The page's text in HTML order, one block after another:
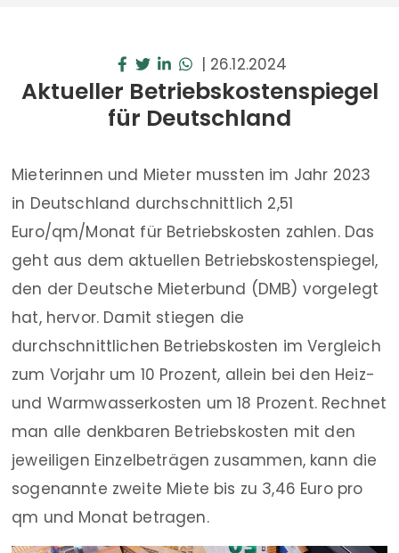
| 26.12.2024
Aktueller Betriebskostenspiegel
für Deutschland
Mieterinnen und Mieter mussten im Jahr 2023
in Deutschland durchschnittlich 2,51
Euro/qm/Monat für Betriebskosten zahlen. Das
geht aus dem aktuellen Betriebskostenspiegel,
den der Deutsche Mieterbund (DMB) vorgelegt
hat, hervor. Damit stiegen die
durchschnittlichen Betriebskosten im Vergleich
zum Vorjahr um 10 Prozent, allein bei den Heiz-
und Warmwasserkosten um 18 Prozent. Rechnet
man alle denkbaren Betriebskosten mit den
jeweiligen Einzelbeträgen zusammen, kann die
sogenannte zweite Miete bis zu 3,46 Euro pro
qm und Monat betragen.